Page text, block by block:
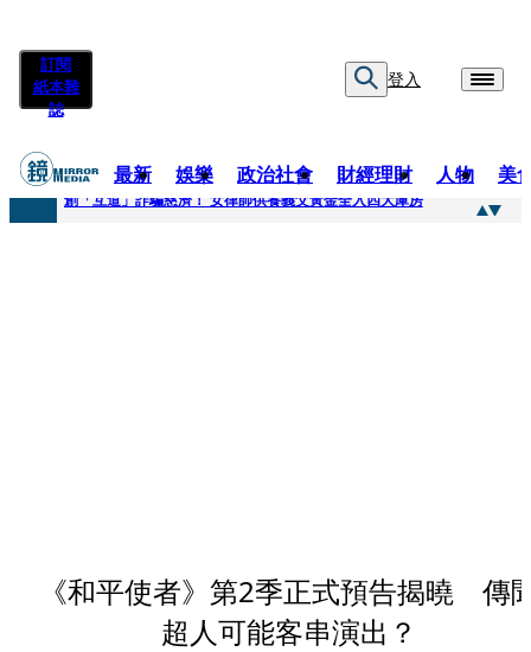
訂閱
紙本雜
誌
登入
最新 娛樂 政治社會 財經理財 人物 美
快訊
創「互道」詐騙慈濟！ 女律師供養義父黃金全入四大庫房
《和平使者》第2季正式預告揭曉 傳
超人可能客串演出？